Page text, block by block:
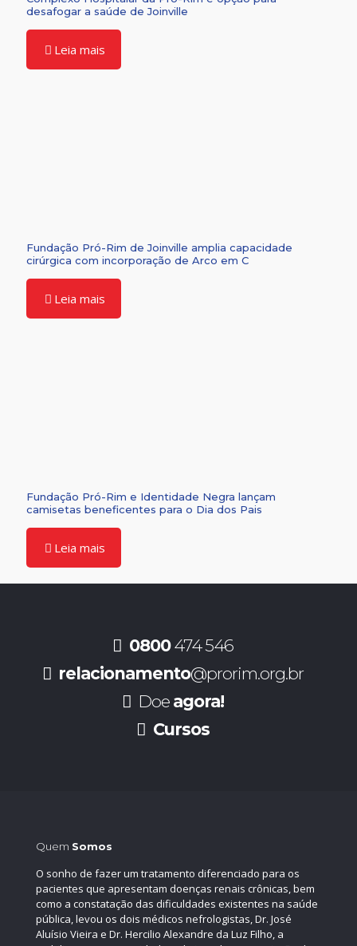
desafogar a saúde de Joinville
Leia mais
Fundação Pró-Rim de Joinville amplia capacidade
cirúrgica com incorporação de Arco em C
Leia mais
Fundação Pró-Rim e Identidade Negra lançam
camisetas beneficentes para o Dia dos Pais
Leia mais
0800474 546
relacionamento@prorim.org.br
Doe agora!
Cursos
Quem Somos
O sonho de fazer um tratamento diferenciado para os
pacientes que apresentam doenças renais crônicas, bem
como a constatação das dificuldades existentes na saúde
pública, levou os dois médicos nefrologistas, Dr. José
Aluísio Vieira e Dr. Hercilio Alexandre da Luz Filho, a